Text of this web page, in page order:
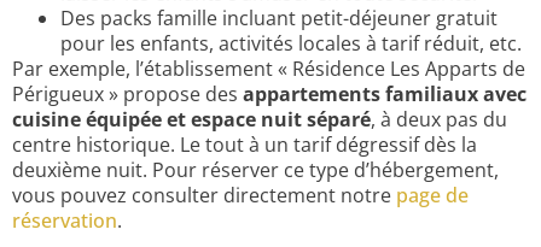
Des packs famille incluant petit-déjeuner gratuit
pour les enfants, activités locales à tarif réduit, etc.
Par exemple, l’établissement « Résidence Les Apparts de
Périgueux » propose des appartements familiaux avec
cuisine équipée et espace nuit séparé, à deux pas du
centre historique. Le tout à un tarif dégressif dès la
deuxième nuit. Pour réserver ce type d’hébergement,
vous pouvez consulter directement notre page de
réservation.